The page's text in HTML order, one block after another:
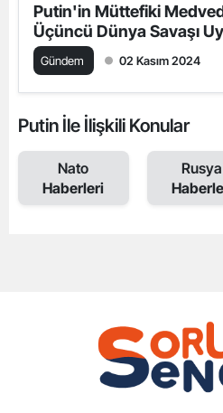
Putin'in Müttefiki
Üçüncü Dünya Savaşı
Gündem 02 Kasım 2024
Putin İle İlişkili Konular
Nato
Haberleri
Rusya